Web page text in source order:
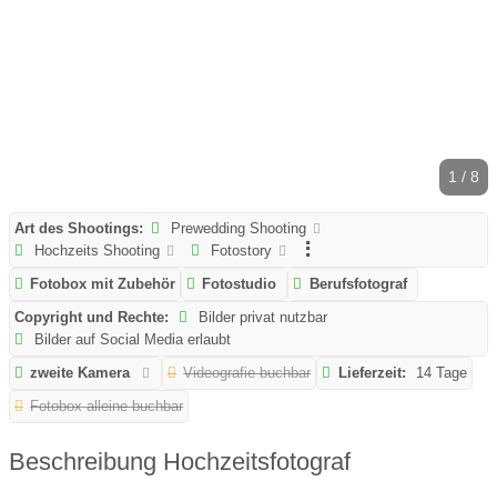
1 / 8
Art des Shootings:
Prewedding Shooting
Hochzeits Shooting
Fotostory
Fotobox mit Zubehör
Fotostudio
Berufsfotograf
Copyright und Rechte:
Bilder privat nutzbar
Bilder auf Social Media erlaubt
zweite Kamera
Videografie buchbar Lieferzeit:
14 Tage
Fotobox alleine buchbar
Beschreibung Hochzeitsfotograf